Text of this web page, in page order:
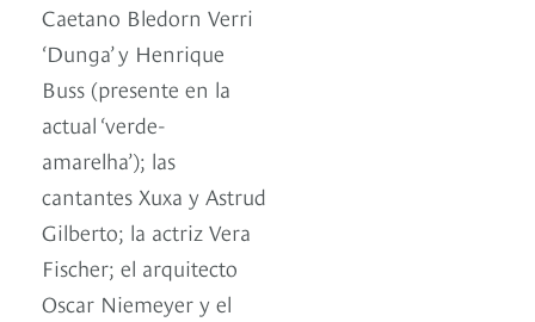
Caetano Bledorn Verri
‘Dunga’ y Henrique
Buss (presente en la
actual ‘verde-
amarelha’); las
cantantes Xuxa y Astrud
Gilberto; la actriz Vera
Fischer; el arquitecto
Oscar Niemeyer y el